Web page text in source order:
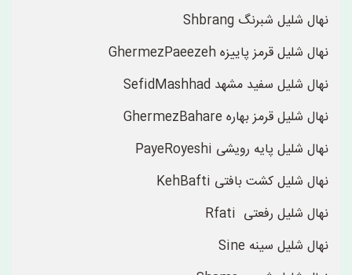
نهال شلیل شبرنگ Shbrang
نهال شلیل قرمز پاییزه GhermezPaeezeh
نهال شلیل سفید مشهد SefidMashhad
نهال شلیل قرمز بهاره GhermezBahare
نهال شلیل پایه رویشی PayeRoyeshi
نهال شلیل کشت بافتی KehBafti
نهال شلیل رفعتی Rfati
نهال شلیل سینه Sine